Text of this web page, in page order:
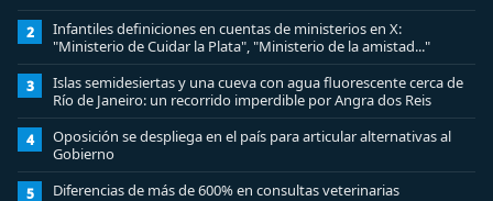
2
Infantiles definiciones en cuentas de ministerios en X:
"Ministerio de Cuidar la Plata", "Ministerio de la amistad..."
3
Islas semidesiertas y una cueva con agua fluorescente cerca de
Río de Janeiro: un recorrido imperdible por Angra dos Reis
4
Oposición se despliega en el país para articular alternativas al
Gobierno
5 Diferencias de más de 600% en consultas veterinarias